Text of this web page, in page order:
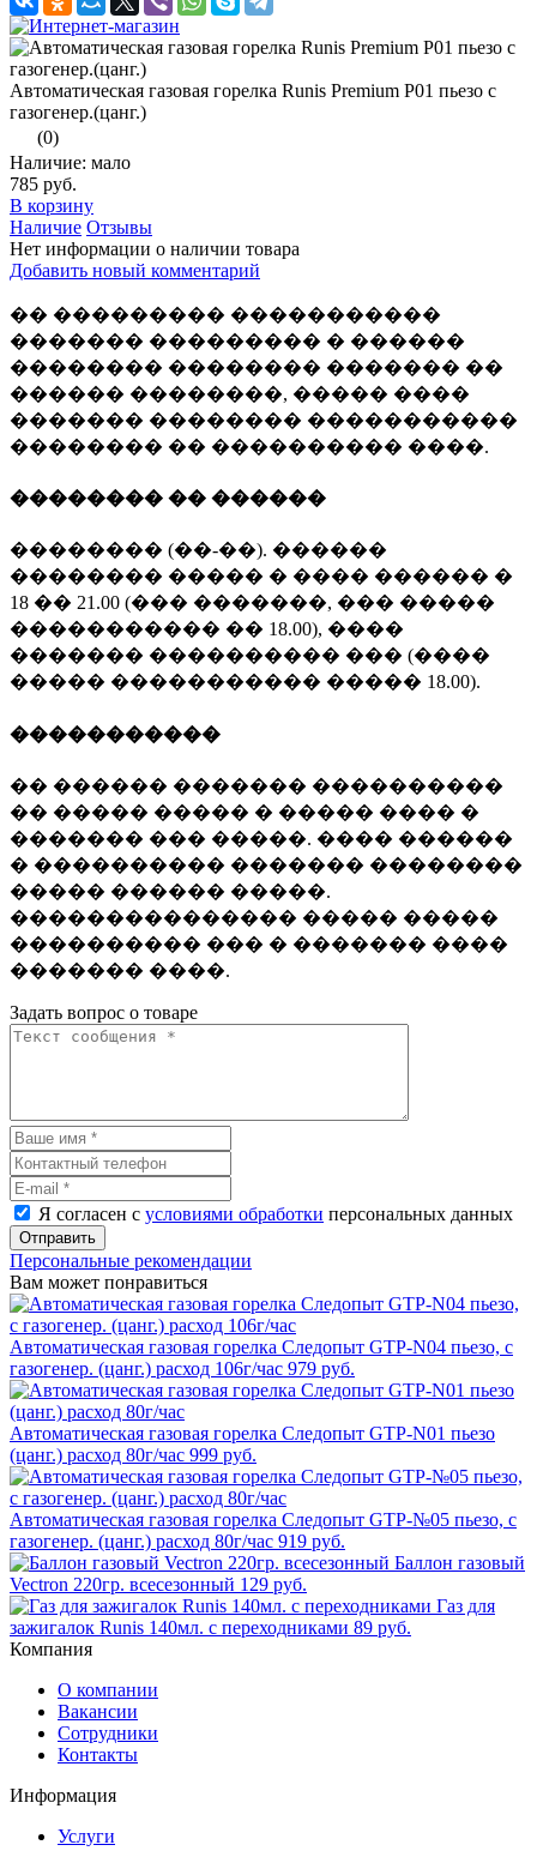
Автоматическая газовая горелка Runis Premium P01 пьезо с
газогенер.(цанг.)
(0)
Наличие: мало
785 руб.
В корзину
Наличие Отзывы
Нет информации о наличии товара
Добавить новый комментарий
�� ��������� �����������
������� ��������� � ������
�������� �������� ������� ��
������ ��������, ����� ����
������� �������� �����������
�������� �� ���������� ����.
�������� �� ������
�������� (��-��). ������
�������� ����� � ���� ������ �
18 �� 21.00 (��� �������, ��� �����
����������� �� 18.00), ����
������� ���������� ��� (����
����� ����������� ����� 18.00).
�����������
�� ������ ������� ����������
�� ����� ����� � ����� ���� �
������� ��� �����. ���� ������
� ���������� ������� ��������
����� ������ �����.
��������������� ����� �����
���������� ��� � ������� ����
������� ����.
Задать вопрос о товаре
Я согласен с условиями обработки персональных данных
Отправить
Персональные рекомендации
Вам может понравиться
Автоматическая газовая горелка Следопыт GTP-N04 пьезо, с
газогенер. (цанг.) расход 106г/час 979 руб.
Автоматическая газовая горелка Следопыт GTP-N01 пьезо
(цанг.) расход 80г/час 999 руб.
Автоматическая газовая горелка Следопыт GTP-№05 пьезо, с
газогенер. (цанг.) расход 80г/час 919 руб.
Баллон газовый
Vectron 220гр. всесезонный 129 руб.
Газ для
зажигалок Runis 140мл. с переходниками 89 руб.
Компания
О компании
Вакансии
Сотрудники
Контакты
Информация
Услуги